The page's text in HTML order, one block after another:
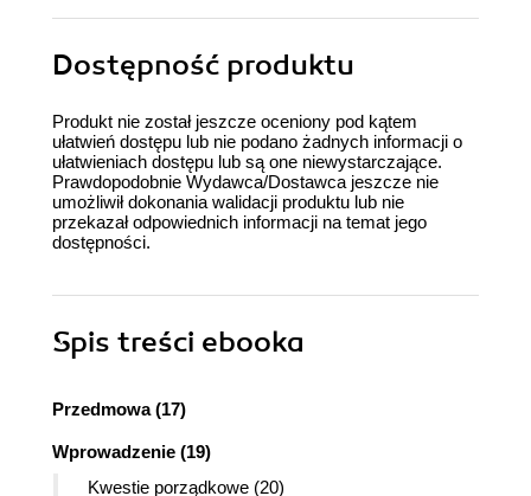
Dostępność produktu
Produkt nie został jeszcze oceniony pod kątem
ułatwień dostępu lub nie podano żadnych informacji o
ułatwieniach dostępu lub są one niewystarczające.
Prawdopodobnie Wydawca/Dostawca jeszcze nie
umożliwił dokonania walidacji produktu lub nie
przekazał odpowiednich informacji na temat jego
dostępności.
Spis treści ebooka
Przedmowa (17)
Wprowadzenie (19)
Kwestie porządkowe (20)